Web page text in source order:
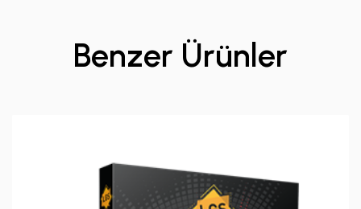
Benzer Ürünler